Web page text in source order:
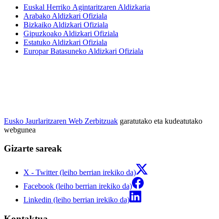
Euskal Herriko Agintaritzaren Aldizkaria
Arabako Aldizkari Ofiziala
Bizkaiko Aldizkari Ofiziala
Gipuzkoako Aldizkari Ofiziala
Estatuko Aldizkari Ofiziala
Europar Batasuneko Aldizkari Ofiziala
Eusko Jaurlaritzaren Web Zerbitzuak garatutako eta kudeatutako
webgunea
Gizarte sareak
X - Twitter (leiho berrian irekiko da)
Facebook (leiho berrian irekiko da)
Linkedin (leiho berrian irekiko da)